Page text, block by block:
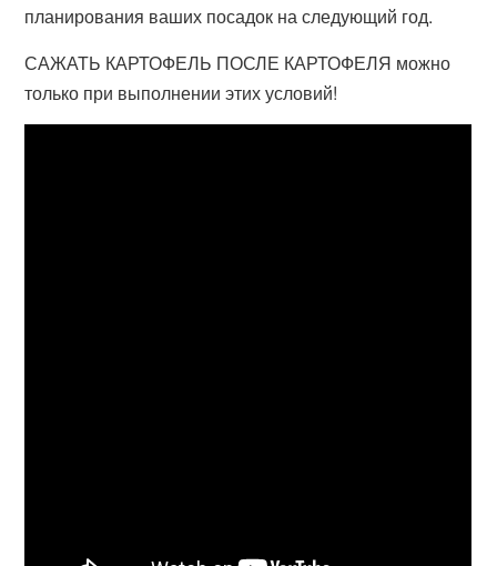
планирования ваших посадок на следующий год.
САЖАТЬ КАРТОФЕЛЬ ПОСЛЕ КАРТОФЕЛЯ можно
только при выполнении этих условий!